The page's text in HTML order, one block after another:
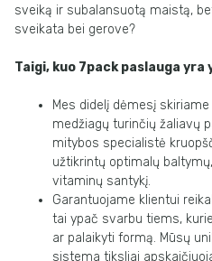
sveiką ir subalansuotą maistą,
sveikata bei gerove?
Taigi, kuo 7pack paslauga yra
Mes didelį dėmesį
medžiagų turinčių žaliavų
mitybos specialistė
užtikrintų optimalų
vitaminų santykį.
Garantuojame klientui
tai ypač svarbu tiems,
ar palaikyti formą. Mūsų
sistema tiksliai